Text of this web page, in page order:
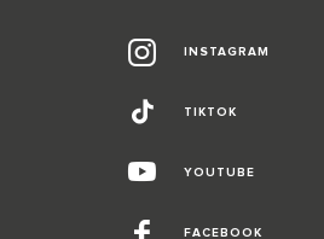
INSTAGRAM
TIKTOK
YOUTUBE
FACEBOOK